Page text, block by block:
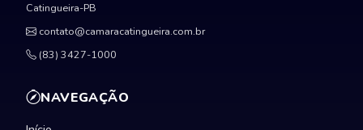
Catingueira-PB
contato@camaracatingueira.com.br
(83) 3427-1000
NAVEGAÇÃO